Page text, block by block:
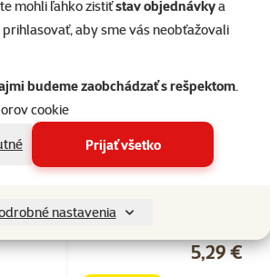
mohli ľahko zistiťstav objednávkya
aby sme vás neobťažovali
budeme zaobchádzať s rešpektom.
cookie
Prijať všetko
nastavenia
Skladom
Dog Fantasy
Hodnotenie
Cena
5,29 €